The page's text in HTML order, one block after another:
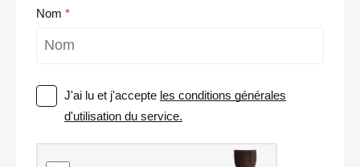
Nom
J'ai lu et j'accepte les conditions générales
d'utilisation du service.